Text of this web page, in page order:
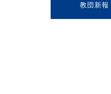
教団新報